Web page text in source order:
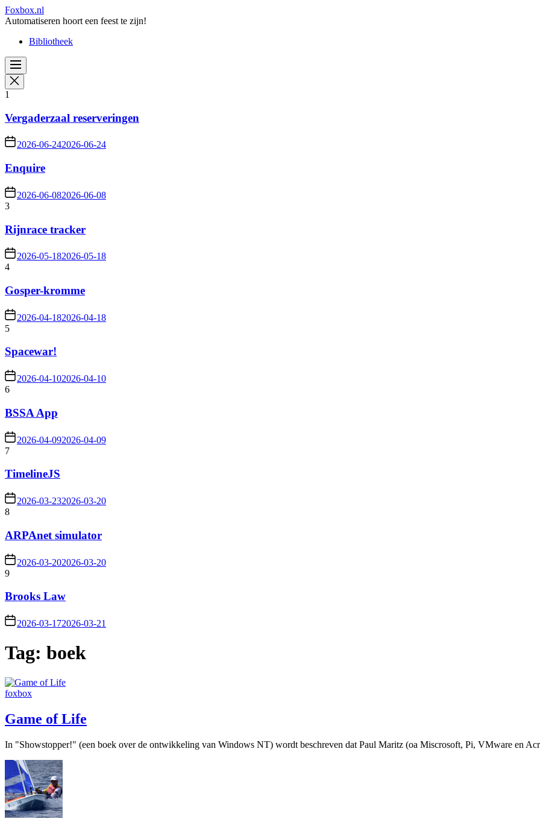
Skip
to
content
Foxbox.nl
Automatiseren hoort een feest te zijn!
Bibliotheek
1
Vergaderzaal reserveringen
2026-06-242026-06-24
Enquire
2026-06-082026-06-08
3
Rijnrace tracker
2026-05-182026-05-18
4
Gosper-kromme
2026-04-182026-04-18
5
Spacewar!
2026-04-102026-04-10
6
BSSA App
2026-04-092026-04-09
7
TimelineJS
2026-03-232026-03-20
8
ARPAnet simulator
2026-03-202026-03-20
9
Brooks Law
2026-03-172026-03-21
Tag: boek
foxbox
Game of Life
In "Showstopper!" (een boek over de ontwikkeling van Windows NT) wordt beschreven dat Paul Maritz (oa Miscrosoft, Pi, VMware en